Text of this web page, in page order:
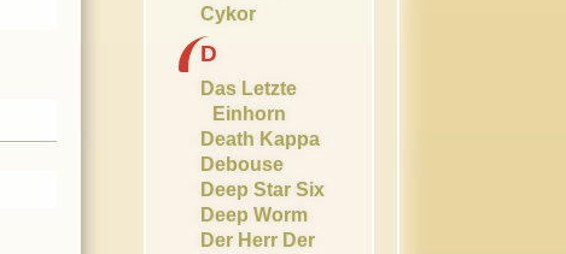
Cykor
D
Das Letzte
Einhorn
Death Kappa
Debouse
Deep Star Six
Deep Worm
Der Herr Der